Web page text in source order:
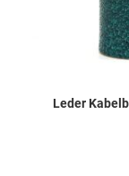
Leder